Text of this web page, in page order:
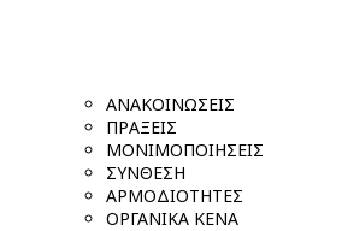
ΑΝΑΚΟΙΝΩΣΕΙΣ
ΠΡΑΞΕΙΣ
ΜΟΝΙΜΟΠΟΙΗΣΕΙΣ
ΣΥΝΘΕΣΗ
ΑΡΜΟΔΙΟΤΗΤΕΣ
ΟΡΓΑΝΙΚΑ ΚΕΝΑ